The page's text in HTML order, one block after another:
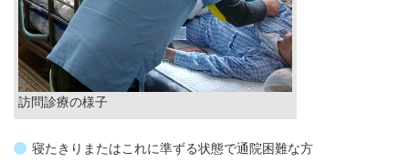
訪問診療の様子
寝たきりまたはこれに準ずる状態で通院困難な方